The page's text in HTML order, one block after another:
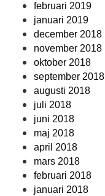
februari 2019
januari 2019
december 2018
november 2018
oktober 2018
september 2018
augusti 2018
juli 2018
juni 2018
maj 2018
april 2018
mars 2018
februari 2018
januari 2018